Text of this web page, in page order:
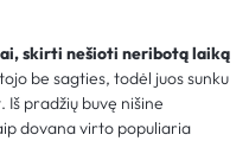
skirti nešioti neribotą laiką
be sagties, todėl juos sunku
pradžių buvę nišine
dovana virto populiaria